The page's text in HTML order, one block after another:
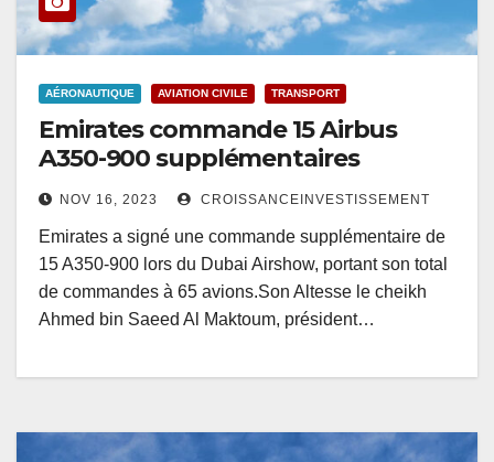
AÉRONAUTIQUE AVIATION CIVILE TRANSPORT
Emirates commande 15 Airbus
A350-900 supplémentaires
NOV 16, 2023 CROISSANCEINVESTISSEMENT
Emirates a signé une commande supplémentaire de
15 A350-900 lors du Dubai Airshow, portant son total
de commandes à 65 avions.Son Altesse le cheikh
Ahmed bin Saeed Al Maktoum, président…